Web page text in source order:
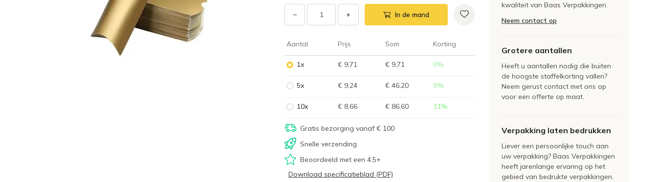
− + In de mand
Aantal Prijs Som Korting
1x € 9,71 € 9,71 0%
5x € 9,24 € 46,20 5%
10x € 8,66 € 86,60 11%
Gratis bezorging vanaf € 100
Snelle verzending
Beoordeeld met een 4,5+
Download specificatieblad (PDF)
kwaliteit van Baas Verpakkingen.
Neem contact op
Grotere aantallen
Heeft u aantallen nodig die buiten
de hoogste staffelkorting vallen?
Neem gerust contact met ons op
voor een offerte op maat.
Verpakking laten bedrukken
Liever een persoonlijke touch aan
uw verpakking? Baas Verpakkingen
heeft jarenlange ervaring op het
gebied van bedrukte verpakkingen.